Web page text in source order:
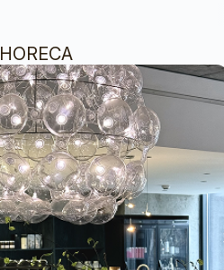
HORECA